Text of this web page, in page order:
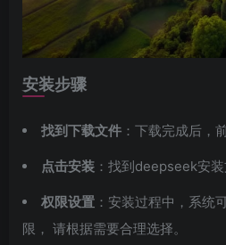
安装步骤
找到下载文件 ：下载完成后，
点击安装 ：找到deepseek安
权限设置 ：安装过程中，系统
限， 请根据需要合理选择。